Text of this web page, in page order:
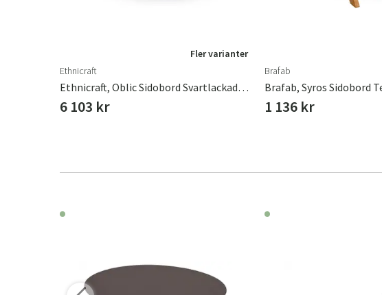
Fler varianter
Ethnicraft
Ethnicraft, Oblic Sidobord Svartlackad Teak
6 103 kr
Brafab
Brafab, Syros Sidobord
1 136 kr